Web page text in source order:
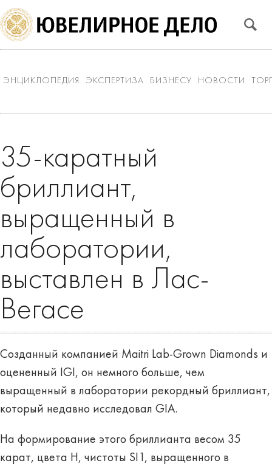
ЭНЦИКЛОПЕДИЯ ЭКСПЕРТИЗА БИЗНЕСУ НОВОСТИ
35-каратный
бриллиант,
выращенный в
лаборатории,
выставлен в Лас-
Вегасе
Созданный компанией Maitri Lab-Grown Diamonds и
оцененный IGI, он немного больше, чем
выращенный в лаборатории рекордный бриллиант,
который недавно исследовал GIA.
На формирование этого бриллианта весом 35
карат, цвета H, чистоты SI1, выращенного в